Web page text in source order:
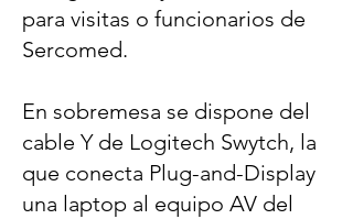
para visitas o funcionarios de
Sercomed.
En sobremesa se dispone del
cable Y de Logitech Swytch, la
que conecta Plug-and-Display
una laptop al equipo AV del